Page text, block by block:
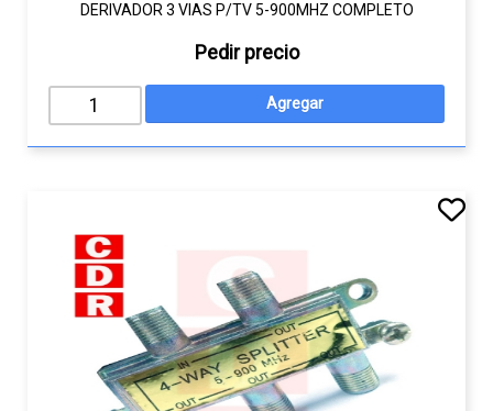
DERIVADOR 3 VIAS P/TV 5-900MHZ COMPLETO
Pedir precio